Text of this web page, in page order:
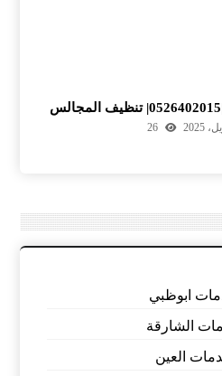
26
ابوظبي
الشارقة
العين